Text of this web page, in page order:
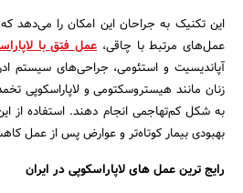
این تکنیک به جراحان این امکان را می‌دهد
عمل‌های مرتبط با چاقی،عمل فتق با
آپاندیسیت و استئومی، جراحی‌های سیستم
زنان مانند هیستروسکتومی و لاپاراسکوپی
به شکل کم‌تهاجمی انجام دهند. استفاده از
بهبودی بیمار کوتاه‌تر و عوارض پس از عمل
رایج ترین عمل های لاپاراسکوپی در ایران